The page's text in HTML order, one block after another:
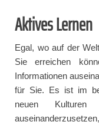
Aktives Lernen
Egal, wo auf der
Sie erreichen
Informationen
für Sie. Es ist im
neuen Kulturen